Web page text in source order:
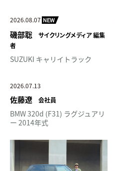
2026.08.07 NEW
磯部聡
サイクリングメディア 編集
者
SUZUKI キャリイトラック
2026.07.13
佐藤遼 会社員
BMW 320d (F31) ラグジュアリ
ー 2014年式